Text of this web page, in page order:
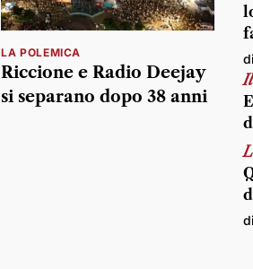
LA POLEMICA
Riccione e Radio Deejay
si separano dopo 38 anni